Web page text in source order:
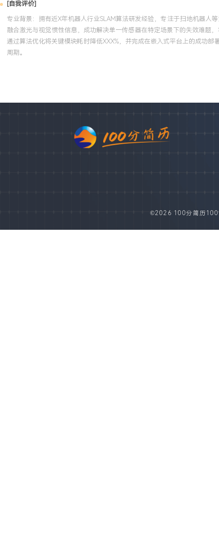
[自我评价]
专业背景：拥有近X年机器人行业SLAM算法研发经验，专注于扫地机器人
融合激光与视觉惯性信息，成功解决单一传感器在特定场景下的失效难题
通过算法优化将关键模块耗时降低XXX%，并完成在嵌入式平台上的成功
周期。
©2026 100分简历